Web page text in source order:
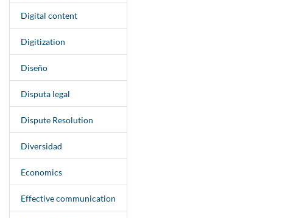
Digital content
Digitization
Diseño
Disputa legal
Dispute Resolution
Diversidad
Economics
Effective communication